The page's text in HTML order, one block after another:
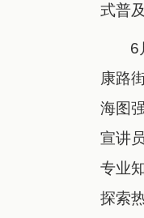
式普
6
康路
海图
宣讲
专业
探索